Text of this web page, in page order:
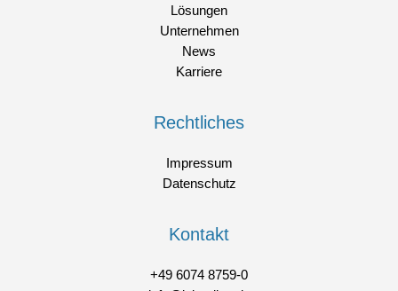
Lösungen
Unternehmen
News
Karriere
Rechtliches
Impressum
Datenschutz
Kontakt
+49 6074 8759-0